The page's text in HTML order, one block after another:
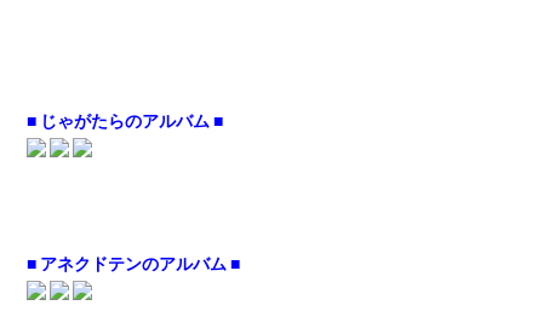
■ じゃがたらのアルバム ■
■ アネクドテンのアルバム ■